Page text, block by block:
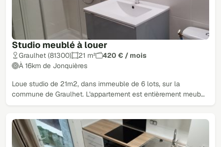
Studio meublé à louer
Graulhet (81300) 21 m²
420 € / mois
À 16km de Jonquières
Loue studio de 21m2, dans immeuble de 6 lots, sur la
commune de Graulhet. L'appartement est entièrement meub…